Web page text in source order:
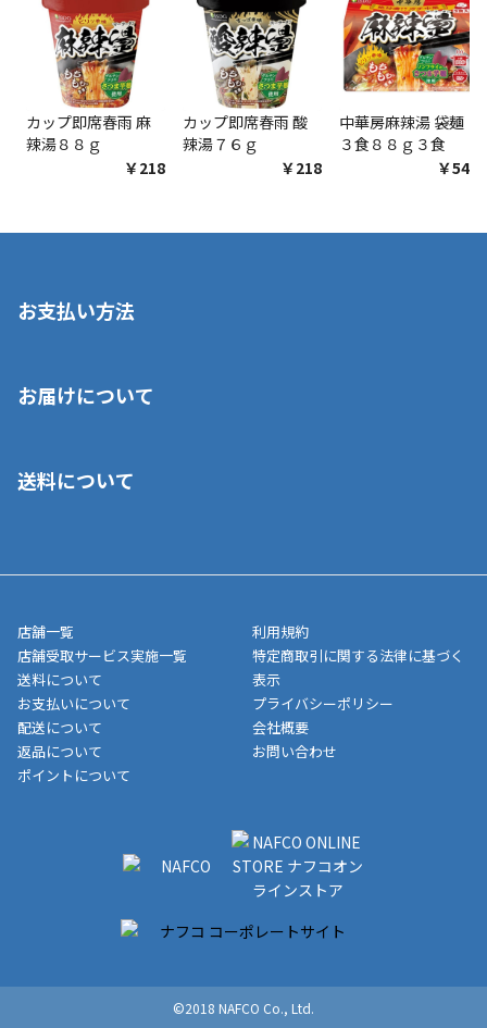
カップ即席春雨 麻
辣湯８８ｇ
￥218
カップ即席春雨 酸
辣湯７６ｇ
￥218
中華房麻辣湯 袋麺
３食８８ｇ３食
￥548
お支払い方法
いいただくことはできません。ご了承ください。
■代金引換(代引)※手数料がかかります
■商品によっては一部決済方法が使用できない場合がございま
す。
お届けについて
ご注文が確認出来次第、1～4営業日に発送いたします。「お取り
業日にてお引渡しとなります。(離島などの場合、例外もあります)
メーカー直送品など一部商品については、その他商品との購入に
制限がかかる場合がございます。また発送日についても、通常と
異なる場合がございます。対象商品の説明ページをご確認くださ
い。
■店舗受取をご選択いただいた場合
ご注文が確認出来次第、お受取される店舗在庫を使用してご準備
をさせていただきます。店舗に在庫がない場合は店舗よりお取り
いただく場合がございます。店舗準備でのお渡しとなる為、商品
のみの受け渡しとなります。（箱や納品書は付属しておりませ
ん）店舗で準備が出来次第、メールにてご連絡させていただきま
送料について
店舗一覧
店舗受取サービス実施一覧
送料について
お支払いについて
配送について
返品について
ポイントについて
利用規約
特定商取引に関する法律に基づく
表示
プライバシーポリシー
会社概要
お問い合わせ
©2018 NAFCO Co., Ltd.